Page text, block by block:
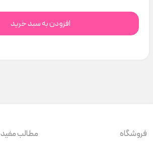
افزودن به سبد خرید
فروشگاه
مطالب مفید